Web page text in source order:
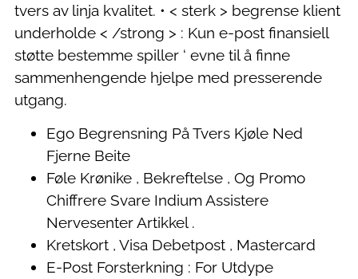
tvers av linja kvalitet. • < sterk > begrense klient
underholde < /strong > : Kun e-post finansiell
støtte bestemme spiller ‘ evne til å finne
sammenhengende hjelpe med presserende
utgang.
Ego Begrensning På Tvers Kjøle Ned
Fjerne Beite
Føle Krønike , Bekreftelse , Og Promo
Chiffrere Svare Indium Assistere
Nervesenter Artikkel .
Kretskort , Visa Debetpost , Mastercard
E-Post Forsterkning : For Utdype